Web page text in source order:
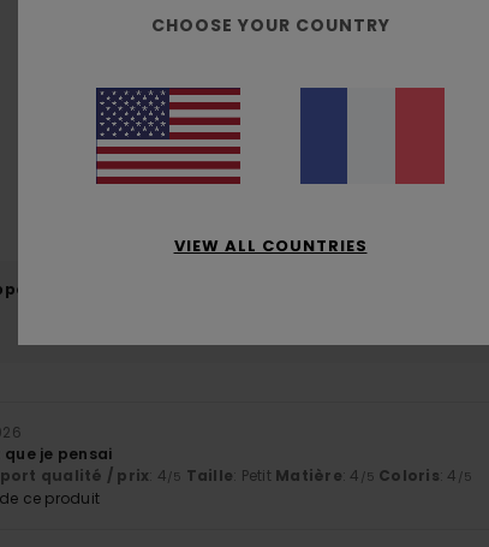
4.4
qualité / prix
je pensai
qualité / prix: 4/5 Taille: Petit Matière: 4 /5 Coloris: 4 /5
ce produit
CHOOSE YOUR COUNTRY
VIEW ALL COUNTRIES